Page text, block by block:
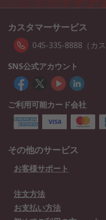
カスタマーサービス
045-335-8888（カ
SNS公式アカウント
ご利用可能カード会社
その他のサービス
お客様サポート
注文方法
お支払い方法